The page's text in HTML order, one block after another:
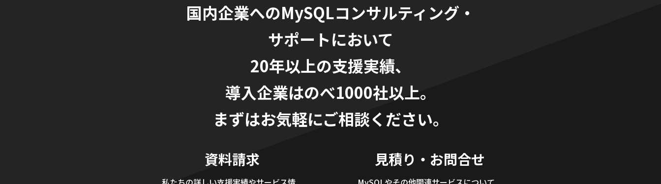
国内企業へのMySQLコンサルティング・
サポートにおいて
20年以上の支援実績、
導入企業はのべ1000社以上。
まずはお気軽にご相談ください。
資料請求 見積り・お問合せ